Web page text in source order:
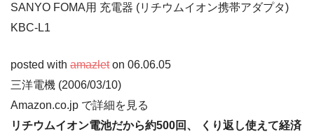
SANYO FOMA用 充電器 (リチウムイオン携帯アダプタ)
KBC-L1
posted with amazleton 06.06.05
三洋電機 (2006/03/10)
Amazon.co.jp で詳細を見る
リチウムイオン電池だから約500回、 くり返し使えて経済